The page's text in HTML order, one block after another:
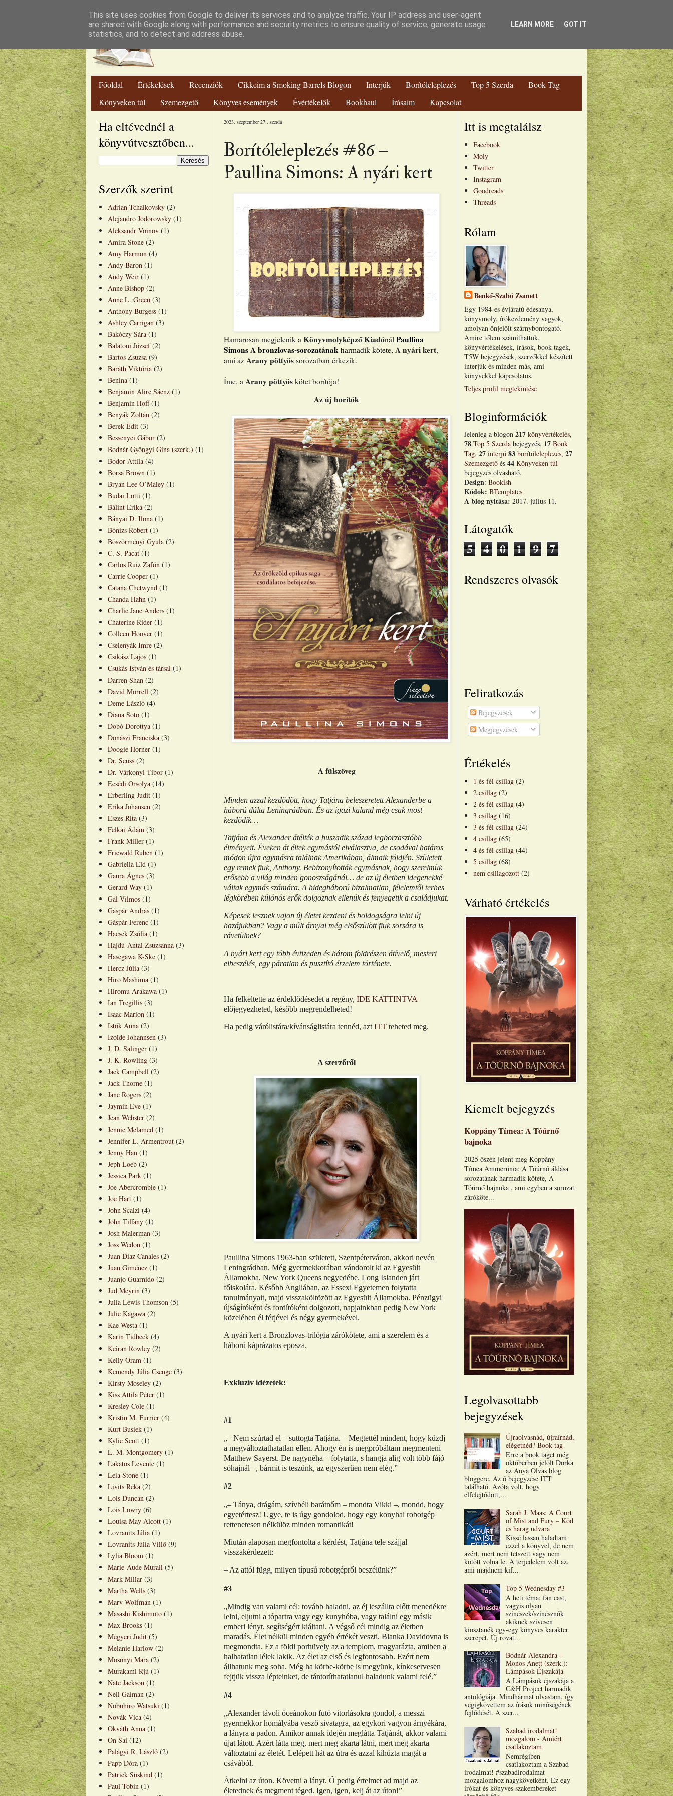
Luthien Könyvvilága Blog
Főoldal Értékelések Recenziók Cikkeim a Smoking Barrels Blogon Interjúk Borítóleleplezés Top 5 Szerda
Book Tag
Könyveken túl
Szemezgető Könyves események Évértékelők Bookhaul Írásaim Kapcsolat
2023. szeptember 27., szerda
Borítóleleplezés #86 –
Paullina Simons: A nyári kert
Hamarosan megjelenik a Könyvmolyképző Kiadónál Paullina
Simons A bronzlovas-sorozatának harmadik kötete, A nyári kert,
ami az Arany pöttyös sorozatban érkezik.
Íme, a Arany pöttyös kötet borítója!
Az új borítók
A fülszöveg
Minden azzal kezdődött, hogy Tatjána beleszeretett Alexanderbe a
háború dúlta Leningrádban. És az igazi kaland még csak most
kezdődik…
Tatjána és Alexander átélték a huszadik század legborzasztóbb
élményeit. Éveken át éltek egymástól elválasztva, de csodával határos
módon újra egymásra találnak Amerikában, álmaik földjén. Született
egy remek fiuk, Anthony. Bebizonyították egymásnak, hogy szerelmük
erősebb a világ minden gonoszságánál… de az új életben idegenekké
váltak egymás számára. A hidegháború bizalmatlan, félelemtől terhes
légkörében különös erők dolgoznak ellenük és fenyegetik a családjukat.
Képesek lesznek vajon új életet kezdeni és boldogságra lelni új
hazájukban? Vagy a múlt árnyai még elsőszülött fiuk sorsára is
rávetülnek?
A nyári kert egy több évtizeden és három földrészen átívelő, mesteri
elbeszélés, egy páratlan és pusztító érzelem története.
Ha felkeltette az érdeklődésedet a regény, IDE KATTINTVA
előjegyezheted, később megrendelheted!
Ha pedig várólistára/kívánságlistára tennéd, azt ITT teheted meg.
A szerzőről
Paullina Simons 1963-ban született, Szentpéterváron, akkori nevén
Leningrádban. Még gyermekkorában vándorolt ki az Egyesült
Államokba, New York Queens negyedébe. Long Islanden járt
főiskolára. Később Angliában, az Essexi Egyetemen folytatta
tanulmányait, majd visszaköltözött az Egyesült Államokba. Pénzügyi
újságíróként és fordítóként dolgozott, napjainkban pedig New York
közelében él férjével és négy gyermekével.
A nyári kert a Bronzlovas-trilógia zárókötete, ami a szerelem és a
háború káprázatos eposza.
Exkluzív idézetek:
#1
„– Nem szúrtad el – suttogta Tatjána. – Megtettél mindent, hogy küzdj
a megváltoztathatatlan ellen. Ahogy én is megpróbáltam megmenteni
Matthew Sayerst. De nagynéha – folytatta, s hangja alig volt több fájó
sóhajnál –, bármit is teszünk, az egyszerűen nem elég.”
#2
„– Tánya, drágám, szívbéli barátnőm – mondta Vikki –, mondd, hogy
egyetértesz! Ugye, te is úgy gondolod, hogy egy konyhai robotgép
rettenetesen nélkülöz minden romantikát!
Miután alaposan megfontolta a kérdést, Tatjána tele szájjal
visszakérdezett:
– Az attól függ, milyen típusú robotgépről beszélünk?”
#3
„Mindig van valami cél: tovább haladni, az éj leszállta előtt menedékre
lelni, eljutni a tópartra vagy egy kunyhóba, vagy találni egy másik
emberi lényt, segítségért kiáltani. A végső cél mindig az életben
maradás. Élet nélkül minden egyéb értékét veszti. Blanka Davidovna is
megmondta. Ez a földi porhüvely az a templom, magyarázta, amiben a
halhatatlan lélek lakik. Az élet az első és legfontosabb. Ezért nem
állhatunk meg soha. Még ha körbe-körbe is megyünk, kínkeservesen
fejtjük vissza lépteinket, de tántoríthatatlanul haladunk valami felé.”
#4
„Alexander távoli óceánokon futó vitorlásokra gondol, a messzi
gyermekkor homályába vesző sivatagra, az egykori vagyon árnyékára,
a lányra a padon. Amikor annak idején meglátta Tatjánát, akkor valami
újat látott. Azért látta meg, mert meg akarta látni, mert meg akarta
változtatni az életét. Lelépett hát az útra és azzal kihúzta magát a
csávából.
Átkelni az úton. Követni a lányt. Ő pedig értelmet ad majd az
életednek és megment téged. Igen, igen, kelj át az úton!”
Ha eltévednél a
könyvútvesztőben...
Szerzők szerint
Adrian Tchaikovsky (2)
Alejandro Jodorowsky (1)
Aleksandr Voinov (1)
Amira Stone (2)
Amy Harmon (4)
Andy Baron (1)
Andy Weir (1)
Anne Bishop (2)
Anne L. Green (3)
Anthony Burgess (1)
Ashley Carrigan (3)
Bakóczy Sára (1)
Balatoni József (2)
Bartos Zsuzsa (9)
Baráth Viktória (2)
Benina (1)
Benjamin Alire Sáenz (1)
Benjamin Hoff (1)
Benyák Zoltán (2)
Berek Edit (3)
Bessenyei Gábor (2)
Bodnár Gyöngyi Gina (szerk.) (1)
Bodor Attila (4)
Borsa Brown (1)
Bryan Lee O’Maley (1)
Budai Lotti (1)
Bálint Erika (2)
Bányai D. Ilona (1)
Bónizs Róbert (1)
Böszörményi Gyula (2)
C. S. Pacat (1)
Carlos Ruiz Zafón (1)
Carrie Cooper (1)
Catana Chetwynd (1)
Chanda Hahn (1)
Charlie Jane Anders (1)
Chaterine Rider (1)
Colleen Hoover (1)
Cselenyák Imre (2)
Csikász Lajos (1)
Csukás István és társai (1)
Darren Shan (2)
David Morrell (2)
Deme László (4)
Diana Soto (1)
Dobó Dorottya (1)
Donászi Franciska (3)
Doogie Horner (1)
Dr. Seuss (2)
Dr. Várkonyi Tibor (1)
Ecsédi Orsolya (14)
Erberling Judit (1)
Erika Johansen (2)
Eszes Rita (3)
Felkai Ádám (3)
Frank Miller (1)
Friewald Ruben (1)
Gabriella Eld (1)
Gaura Ágnes (3)
Gerard Way (1)
Gál Vilmos (1)
Gáspár András (1)
Gáspár Ferenc (1)
Hacsek Zsófia (1)
Hajdú-Antal Zsuzsanna (3)
Hasegawa K-Ske (1)
Hercz Júlia (3)
Hiro Mashima (1)
Hiromu Arakawa (1)
Ian Tregillis (3)
Isaac Marion (1)
Istók Anna (2)
Izolde Johannsen (3)
J. D. Salinger (1)
J. K. Rowling (3)
Jack Campbell (2)
Jack Thorne (1)
Jane Rogers (2)
Jaymin Eve (1)
Jean Webster (2)
Jennie Melamed (1)
Jennifer L. Armentrout (2)
Jenny Han (1)
Jeph Loeb (2)
Jessica Park (1)
Joe Abercrombie (1)
Joe Hart (1)
John Scalzi (4)
John Tiffany (1)
Josh Malerman (3)
Joss Wedon (1)
Juan Diaz Canales (2)
Juan Giménez (1)
Juanjo Guarnido (2)
Jud Meyrin (3)
Julia Lewis Thomson (5)
Julie Kagawa (2)
Kae Westa (1)
Karin Tidbeck (4)
Keiran Rowley (2)
Kelly Oram (1)
Kemendy Júlia Csenge (3)
Kirsty Moseley (2)
Kiss Attila Péter (1)
Kresley Cole (1)
Kristin M. Furrier (4)
Kurt Busiek (1)
Kylie Scott (1)
L. M. Montgomery (1)
Lakatos Levente (1)
Leia Stone (1)
Livits Réka (2)
Lois Duncan (2)
Lois Lowry (6)
Louisa May Alcott (1)
Lovranits Júlia (1)
Lovranits Júlia Villő (9)
Lylia Bloom (1)
Marie-Aude Murail (5)
Mark Millar (3)
Martha Wells (3)
Marv Wolfman (1)
Masashi Kishimoto (1)
Max Brooks (1)
Megyeri Judit (5)
Melanie Harlow (2)
Mosonyi Mara (2)
Murakami Rjú (1)
Nate Jackson (1)
Neil Gaiman (2)
Nobuhiro Watsuki (1)
Novák Vica (4)
Okváth Anna (1)
On Sai (12)
Palágyi R. László (2)
Papp Dóra (1)
Patrick Süskind (1)
Paul Tobin (1)
Itt is megtalálsz
Facebook
Moly
Twitter
Instagram
Goodreads
Threads
Rólam
Benkő-Szabó Zsanett
Egy 1984-es évjáratú édesanya,
könyvmoly, írókezdemény vagyok,
amolyan önjelölt szárnybontogató.
Amire tőlem számíthattok,
könyvértékelések, írások, book tagek,
T5W bejegyzések, szerzőkkel készített
interjúk és minden más, ami
könyvekkel kapcsolatos.
Teljes profil megtekintése
Bloginformációk
Jelenleg a blogon 217 könyvértékelés,
78 Top 5 Szerda bejegyzés, 17 Book
Tag, 27 interjú 83 borítóleleplezés, 27
Szemezgető és 44 Könyveken túl
bejegyzés olvasható.
Design: Bookish
Kódok: BTemplates
A blog nyitása: 2017. július 11.
Látogatók
5 4 0 1 9 7
Rendszeres olvasók
Feliratkozás
Bejegyzések
Megjegyzések
Értékelés
1 és fél csillag (2)
2 csillag (2)
2 és fél csillag (4)
3 csillag (16)
3 és fél csillag (24)
4 csillag (65)
4 és fél csillag (44)
5 csillag (68)
nem csillagozott (2)
Várható értékelés
Kiemelt bejegyzés
Koppány Tímea: A Tóúrnő
bajnoka
2025 őszén jelent meg Koppány
Tímea Ammerúnia: A Tóúrnő áldása
sorozatának harmadik kötete, A
Tóúrnő bajnoka , ami egyben a sorozat
záróköte...
Legolvasottabb
bejegyzések
Újraolvasnád, újraírnád,
elégetnéd? Book tag
Erre a book taget még
októberben jelölt Dorka
az Anya Olvas blog
bloggere. Az ő bejegyzése ITT
található. Azóta volt, hogy
elfelejtődött,...
Sarah J. Maas: A Court
of Mist and Fury – Köd
és harag udvara
Kissé lassan haladtam
ezzel a könyvel, de nem
azért, mert nem tetszett vagy nem
kötött volna le. A terjedelem volt az,
ami majdnem kif...
Top 5 Wednesday #3
A heti téma: fan cast,
vagyis olyan
színészek/színésznők
akiknek szívesen
kiosztanék egy-egy könyves karakter
szerepét. Új rovat...
Bodnár Alexandra –
Monos Anett (szerk.):
Lámpások Éjszakája
A Lámpások éjszakája a
C&H Project harmadik
antológiája. Mindhármat olvastam, így
végigkövettem az írások minőségének
fejlődését. A szer...
Szabad irodalmat!
mozgalom - Amiért
csatlakoztam
Nemrégiben
csatlakoztam a Szabad
irodalmat! #szabadirodalmat
mozgalomhoz nagykövetként. Ez egy
írókat és könyves szakembereket
This site uses cookies from Google to deliver its services and to analyze traffic. Your IP address and user-agent
are shared with Google along with performance and security metrics to ensure quality of service, generate usage
statistics, and to detect and address abuse.
LEARN MORE GOT IT